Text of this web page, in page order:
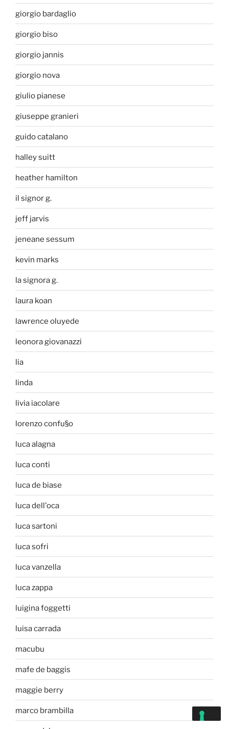
giorgio bardaglio
giorgio biso
giorgio jannis
giorgio nova
giulio pianese
giuseppe granieri
guido catalano
halley suitt
heather hamilton
il signor g.
jeff jarvis
jeneane sessum
kevin marks
la signora g.
laura koan
lawrence oluyede
leonora giovanazzi
lia
linda
livia iacolare
lorenzo confu§o
luca alagna
luca conti
luca de biase
luca dell'oca
luca sartoni
luca sofri
luca vanzella
luca zappa
luigina foggetti
luisa carrada
macubu
mafe de baggis
maggie berry
marco brambilla